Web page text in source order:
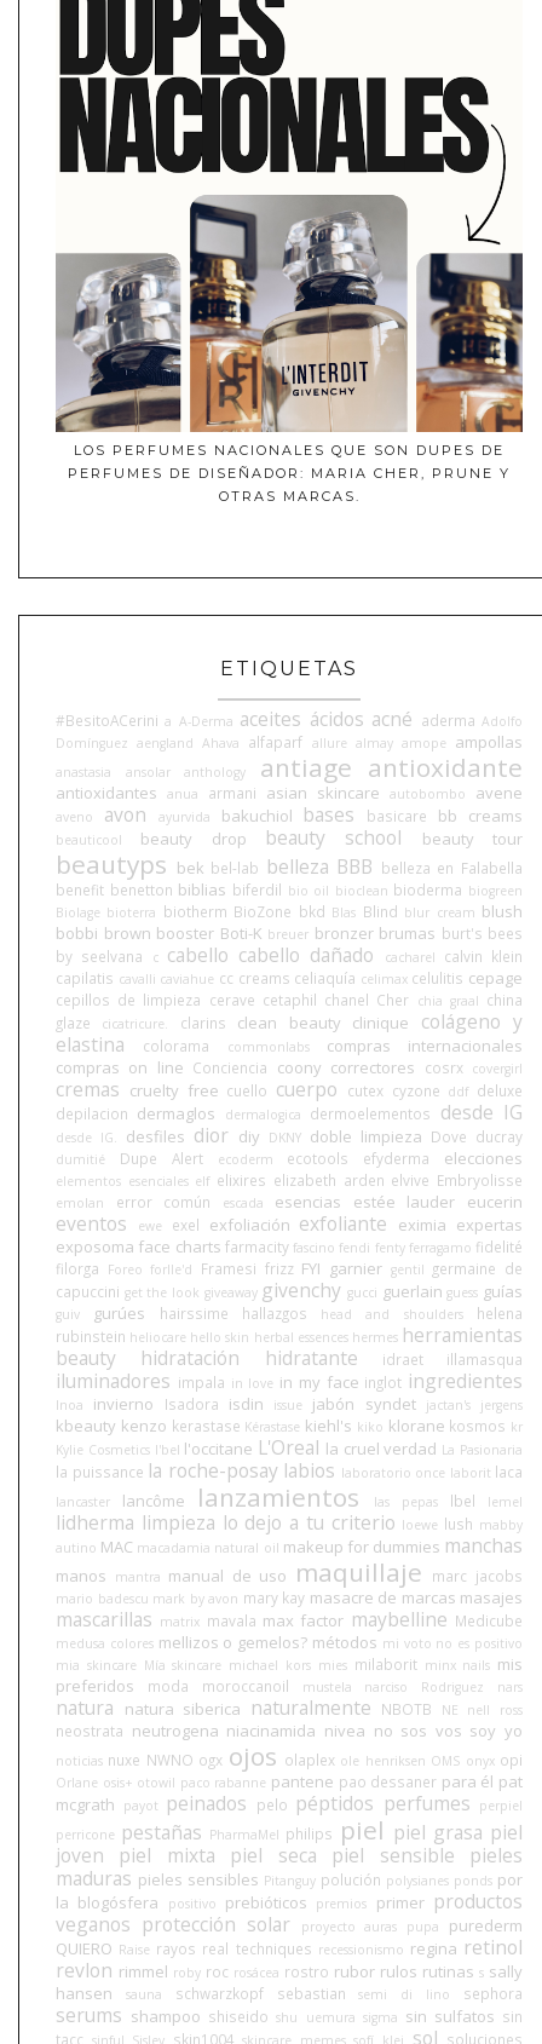
LOS PERFUMES NACIONALES QUE SON DUPES DE
PERFUMES DE DISEÑADOR: MARIA CHER, PRUNE Y
OTRAS MARCAS.
ETIQUETAS
#BesitoACerini a A-Derma aceites ácidos acné aderma Adolfo
Domínguez aengland Ahava alfaparf allure almay amope ampollas
anastasia ansolar anthology antiage antioxidante
antioxidantes anua armani asian skincare autobombo avene
aveno avon ayurvida bakuchiol bases basicare bb creams
beauticool beauty drop beauty school beauty tour
beautyps bek bel-lab belleza BBB belleza en Falabella
benefit benetton biblias biferdil bio oil bioclean bioderma biogreen
Biolage bioterra biotherm BioZone bkd Blas Blind blur cream blush
bobbi brown booster Boti-K breuer bronzer brumas burt's bees
by seelvana
c cabello cabello dañado cacharel
calvin klein
capilatis cavalli caviahue cc creams celiaquía celimax celulitis cepage
cepillos de limpieza cerave cetaphil chanel Cher chia graal china
glaze
cicatricure. clarins clean beauty clinique
colágeno y
elastina
colorama commonlabs
compras internacionales
compras on line Conciencia coony correctores cosrx covergirl
cremas cruelty free cuello cuerpo cutex cyzone ddf deluxe
depilacion dermaglos dermalogica dermoelementos desde IG
desde IG. desfiles dior diy DKNY doble limpieza Dove ducray
dumitié Dupe Alert ecoderm ecotools efyderma elecciones
elementos esenciales elf elixires elizabeth arden elvive Embryolisse
emolan error común escada esencias estée lauder eucerin
eventos ewe exel exfoliación exfoliante eximia expertas
exposoma face charts farmacity fascino fendi fenty ferragamo fidelité
filorga
Foreo forlle'd Framesi frizz FYI garnier gentil germaine de
capuccini get the look giveaway givenchy gucci guerlain guess guías
guiv gurúes hairssime hallazgos head and shoulders
helena
rubinstein heliocare hello skin herbal essences hermes herramientas
beauty
hidratación hidratante idraet illamasqua
iluminadores impala in love in my face inglot ingredientes
Inoa invierno Isadora isdin issue jabón syndet jactan's jergens
kbeauty kenzo kerastase Kérastase kiehl's kiko klorane kosmos kr
Kylie Cosmetics l'bel l'occitane L'Oreal la cruel verdad La Pasionaria
la puissance la roche-posay labios laboratorio once laborit laca
lancaster lancôme lanzamientos las pepas lbel lemel
lidherma limpieza lo dejo a tu criterio loewe lush mabby
autino MAC macadamia natural oil makeup for dummies manchas
manos mantra manual de uso maquillaje marc jacobs
mario badescu mark by avon mary kay masacre de marcas masajes
mascarillas matrix mavala max factor maybelline Medicube
medusa colores mellizos o gemelos? métodos mi voto no es positivo
mia skincare Mía skincare michael kors mies milaborit minx nails mis
preferidos
moda moroccanoil mustela narciso Rodriguez nars
natura natura siberica naturalmente NBOTB NE nell ross
neostrata neutrogena niacinamida nivea no sos vos soy yo
noticias nuxe NWNO ogx ojos olaplex ole henriksen OMS onyx opi
Orlane osis+ otowil paco rabanne pantene pao dessaner para él pat
mcgrath
payot peinados pelo péptidos perfumes
perpiel
perricone pestañas PharmaMel philips piel piel grasa piel
joven
piel mixta piel seca piel sensible
pieles
maduras pieles sensibles Pitanguy polución polysianes ponds por
la blogósfera
positivo prebióticos premios primer productos
veganos protección solar proyecto auras pupa
purederm
QUIERO Raise rayos real techniques recessionismo regina retinol
revlon rimmel roby roc rosácea rostro rubor rulos rutinas s sally
hansen
sauna schwarzkopf sebastian semi di lino sephora
serums shampoo shiseido shu uemura sigma sin sulfatos sin
tacc sinful Sisley skin1004 skincare memes sofí klei sol soluciones